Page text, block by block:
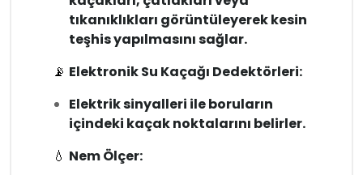
tıkanıklıkları görüntüleyerek kesin
teşhis yapılmasını sağlar.
📡 Elektronik Su Kaçağı Dedektörleri:
Elektrik sinyalleri ile boruların
içindeki kaçak noktalarını belirler.
💧 Nem Ölçer: